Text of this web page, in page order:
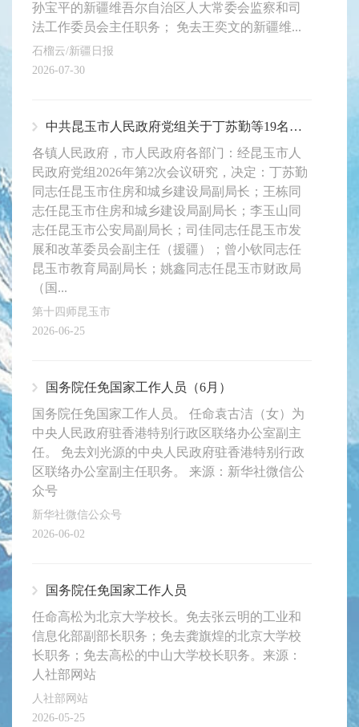
孙宝平的新疆维吾尔自治区人大常委会监察和司
法工作委员会主任职务； 免去王奕文的新疆维...
石榴云/新疆日报
2026-07-30
中共昆玉市人民政府党组关于丁苏勤等19名同志职务任免的通知
各镇人民政府，市人民政府各部门：经昆玉市人
民政府党组2026年第2次会议研究，决定：丁苏勤
同志任昆玉市住房和城乡建设局副局长；王栋同
志任昆玉市住房和城乡建设局副局长；李玉山同
志任昆玉市公安局副局长；司佳同志任昆玉市发
展和改革委员会副主任（援疆）；曾小钦同志任
昆玉市教育局副局长；姚鑫同志任昆玉市财政局
（国...
第十四师昆玉市
2026-06-25
国务院任免国家工作人员（6月）
国务院任免国家工作人员。 任命袁古洁（女）为
中央人民政府驻香港特别行政区联络办公室副主
任。 免去刘光源的中央人民政府驻香港特别行政
区联络办公室副主任职务。 来源：新华社微信公
众号
新华社微信公众号
2026-06-02
国务院任免国家工作人员
任命高松为北京大学校长。免去张云明的工业和
信息化部副部长职务；免去龚旗煌的北京大学校
长职务；免去高松的中山大学校长职务。来源：
人社部网站
人社部网站
2026-05-25